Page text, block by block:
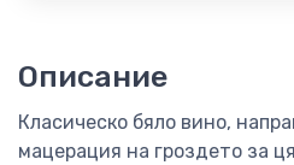
Описание
Класическо бяло вино,
мацерация на гроздето за